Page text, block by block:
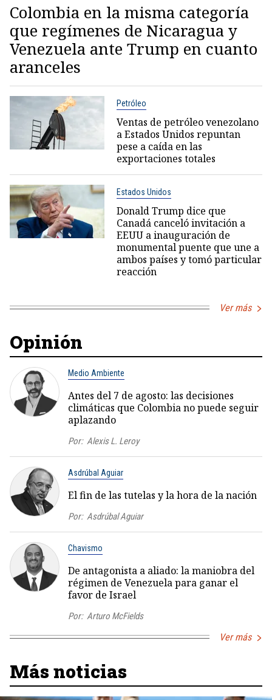
Colombia en la misma categoría
que regímenes de Nicaragua y
Venezuela ante Trump en cuanto
aranceles
Petróleo
Ventas de petróleo venezolano
a Estados Unidos repuntan
pese a caída en las
exportaciones totales
Estados Unidos
Donald Trump dice que
Canadá canceló invitación a
EEUU a inauguración de
monumental puente que une a
ambos países y tomó particular
reacción
Ver más
Opinión
Medio Ambiente
Antes del 7 de agosto: las decisiones
climáticas que Colombia no puede seguir
aplazando
Por: Alexis L. Leroy
Asdrúbal Aguiar
El fin de las tutelas y la hora de la nación
Por: Asdrúbal Aguiar
Chavismo
De antagonista a aliado: la maniobra del
régimen de Venezuela para ganar el
favor de Israel
Por: Arturo McFields
Ver más
Más noticias